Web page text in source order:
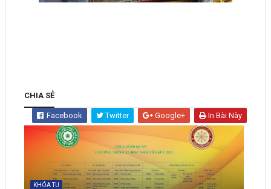
CHIA SẺ
Facebook Twitter Google+ In Bài Này
KHÓA TU